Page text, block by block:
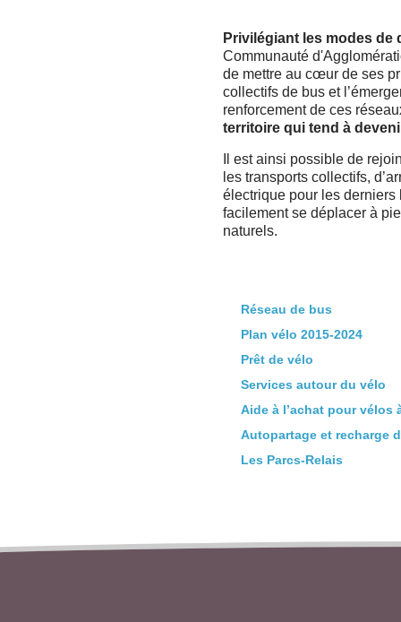
Privilégiant les modes
Communauté
de mettre au cœur de ses
collectifs de bus et
renforcement de ces
territoire qui tend à
Il est ainsi possible de
les transports collectifs,
électrique pour les
facilement se déplacer à
naturels.
Réseau de bus
Plan vélo 2015-2024
Prêt de vélo
Services autour du vélo
Aide à l’achat pour
Autopartage et recharge
Les Parcs-Relais